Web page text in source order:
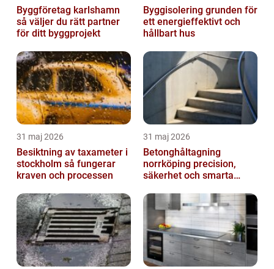
Byggföretag karlshamn
så väljer du rätt partner
för ditt byggprojekt
Byggisolering grunden för
ett energieffektivt och
hållbart hus
31 maj 2026
Besiktning av taxameter i
stockholm så fungerar
kraven och processen
31 maj 2026
Betonghåltagning
norrköping precision,
säkerhet och smarta